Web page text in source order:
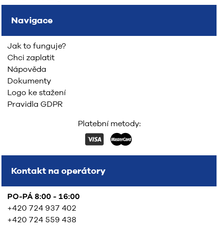
Navigace
Jak to funguje?
Chci zaplatit
Nápověda
Dokumenty
Logo ke stažení
Pravidla GDPR
Platební metody:
Kontakt na operátory
PO-PÁ 8:00 - 16:00
+420 724 937 402
+420 724 559 438